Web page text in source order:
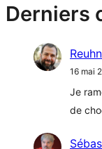
Derniers
16 mai
Je
de